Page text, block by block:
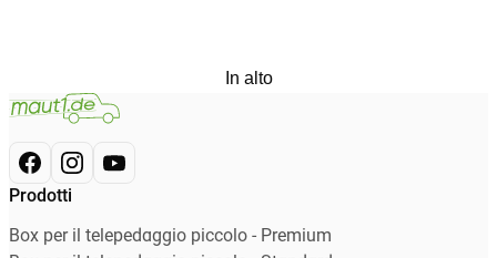
In alto
Prodotti
Box per il telepedaggio piccolo - Premium